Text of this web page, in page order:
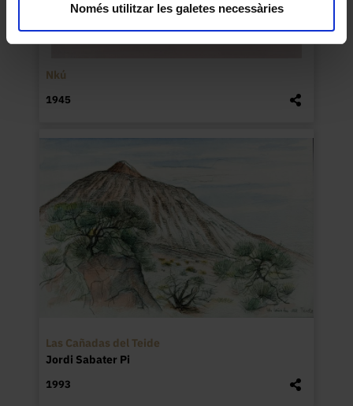
Només utilitzar les galetes necessàries
Nkú
1945
Las Cañadas del Teide
Jordi Sabater Pi
1993